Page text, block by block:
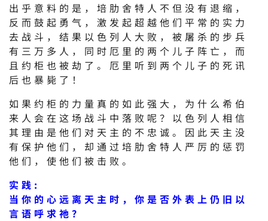
出乎意料的是，培肋舍特人不但没有退缩，
反而鼓起勇气，激发起超越他们平常的实力
去战斗，结果以色列人大败，被屠杀的步兵
有三万多人，同时厄里的两个儿子阵亡，而
且约柜也被劫了。厄里听到两个儿子的死讯
后也暴毙了！
如果约柜的力量真的如此强大，为什么希伯
来人会在这场战斗中落败呢？以色列人相信
其理由是他们对天主的不忠诚。因此天主没
有保护他们，却通过培肋舍特人严厉的惩罚
他们，使他们被击败。
实践:
当你的心远离天主时，你是否外表上仍旧以
言语呼求祂？